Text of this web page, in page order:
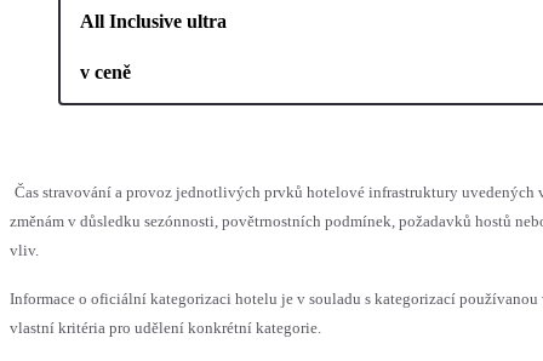
All Inclusive ultra
v ceně
Čas stravování a provoz jednotlivých prvků hotelové infrastruktury uvedených
změnám v důsledku sezónnosti, povětrnostních podmínek, požadavků hostů
vliv.
Informace o oficiální kategorizaci hotelu je v souladu s kategorizací používanou
vlastní kritéria pro udělení konkrétní kategorie.